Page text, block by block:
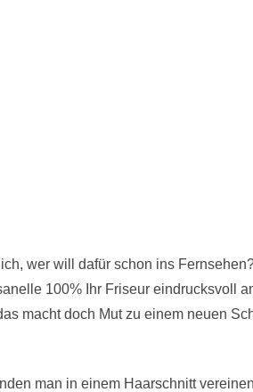
wer will dafür schon ins
100% Ihr Friseur eindrucksvoll
macht doch Mut zu einem neuen
man in einem Haarschnitt